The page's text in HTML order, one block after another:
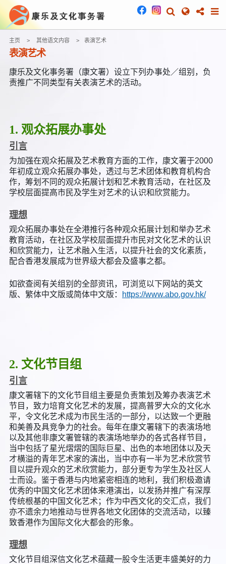
主页 其他语文内容 表演艺术
表演艺术
康乐及文化事务署（康文署）设立下列办事处／组别，负
责推广不同类型有关表演艺术的活动。
1. 观众拓展办事处
引言
为加强在观众拓展及艺术教育方面的工作，康文署于2000
年初成立观众拓展办事处，透过与艺术团体和教育机构合
作，筹划不同的观众拓展计划和艺术教育活动，在社区及
学校层面提高市民及学生对艺术的认识和欣赏能力。
理想
观众拓展办事处在全港推行各种观众拓展计划和举办艺术
教育活动，在社区及学校层面提升市民对文化艺术的认识
和欣赏能力，让艺术融入生活，以提升社会的文化素质，
配合香港发展成为世界级大都会及盛事之都。
如欲查阅有关组别的全部资讯，可浏览以下网站的英文
版、繁体中文版或简体中文版：
https://www.abo.gov.hk/
2. 文化节目组
引言
康文署辖下的文化节目组主要是负责策划及筹办表演艺术
节目，致力培育文化艺术的发展，提高普罗大众的文化水
平，令文化艺术成为市民生活的一部分，以达致一个更融
和美善及具竞争力的社会。每年在康文署辖下的表演场地
以及其他非康文署管辖的表演场地举办的各式各样节目，
当中包括了星光熠熠的国际巨星、出色的本地团体以及天
才横溢的青年艺术家的演出，当中亦有一半为艺术欣赏节
目以提升观众的艺术欣赏能力，部分更专为学生及社区人
士而设。鉴于香港与内地紧密相连的地利，我们积极邀请
优秀的中国文化艺术团体来港演出，以发扬并推广有深厚
传统根基的中国文化艺术；作为中西文化的交汇点，我们
亦不遗余力地推动与世界各地文化团体的交流活动，以臻
致香港作为国际文化大都会的形象。
理想
文化节目组深信文化艺术蕴藏一股令生活更丰盛美好的力